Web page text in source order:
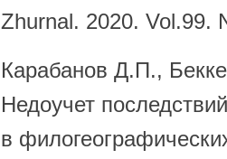
Zhurnal. 2020. Vol.99.
Карабанов Д.П.,
Недоучет
в